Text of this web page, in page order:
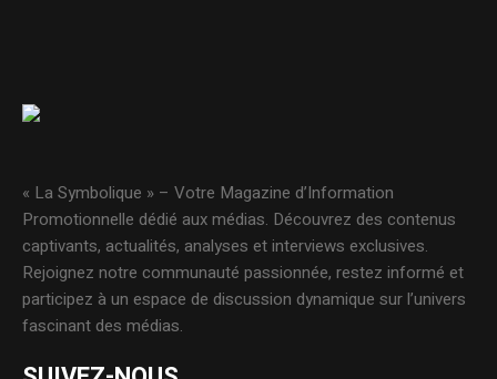
« La Symbolique » – Votre Magazine d’Information
Promotionnelle dédié aux médias. Découvrez des contenus
captivants, actualités, analyses et interviews exclusives.
Rejoignez notre communauté passionnée, restez informé et
participez à un espace de discussion dynamique sur l’univers
fascinant des médias.